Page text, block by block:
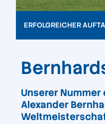
ERFOLGREICHER
Unserer
Alexander